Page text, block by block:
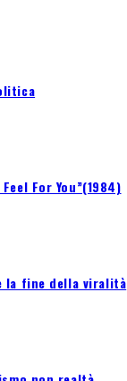
For You”(1984)
la fine della viralità